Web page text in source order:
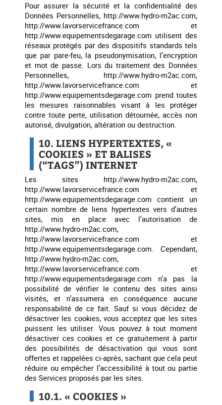
Pour assurer la sécurité et la confidentialité des
Données Personnelles, http://www.hydro-m2ac.com,
http://www.lavorservicefrance.com et
http://www.equipementsdegarage.com utilisent des
réseaux protégés par des dispositifs standards tels
que par pare-feu, la pseudonymisation, l’encryption
et mot de passe. Lors du traitement des Données
Personnelles, http://www.hydro-m2ac.com,
http://www.lavorservicefrance.com et
http://www.equipementsdegarage.com prend toutes
les mesures raisonnables visant à les protéger
contre toute perte, utilisation détournée, accès non
autorisé, divulgation, altération ou destruction.
10. LIENS HYPERTEXTES, «
COOKIES » ET BALISES
(“TAGS”) INTERNET
Les sites http://www.hydro-m2ac.com,
http://www.lavorservicefrance.com et
http://www.equipementsdegarage.com contient un
certain nombre de liens hypertextes vers d’autres
sites, mis en place avec l’autorisation de
http://www.hydro-m2ac.com,
http://www.lavorservicefrance.com et
http://www.equipementsdegarage.com. Cependant,
http://www.hydro-m2ac.com,
http://www.lavorservicefrance.com et
http://www.equipementsdegarage.com n’a pas la
possibilité de vérifier le contenu des sites ainsi
visités, et n’assumera en conséquence aucune
responsabilité de ce fait. Sauf si vous décidez de
désactiver les cookies, vous acceptez que les sites
puissent les utiliser. Vous pouvez à tout moment
désactiver ces cookies et ce gratuitement à partir
des possibilités de désactivation qui vous sont
offertes et rappelées ci-après, sachant que cela peut
réduire ou empêcher l’accessibilité à tout ou partie
des Services proposés par les sites.
10.1. « COOKIES »